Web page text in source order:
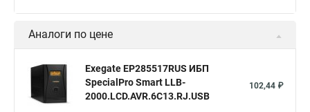
Аналоги по цене
Exegate EP285517RUS ИБП
SpecialPro Smart LLB-
2000.LCD.AVR.6C13.RJ.USB
102,44 ₽